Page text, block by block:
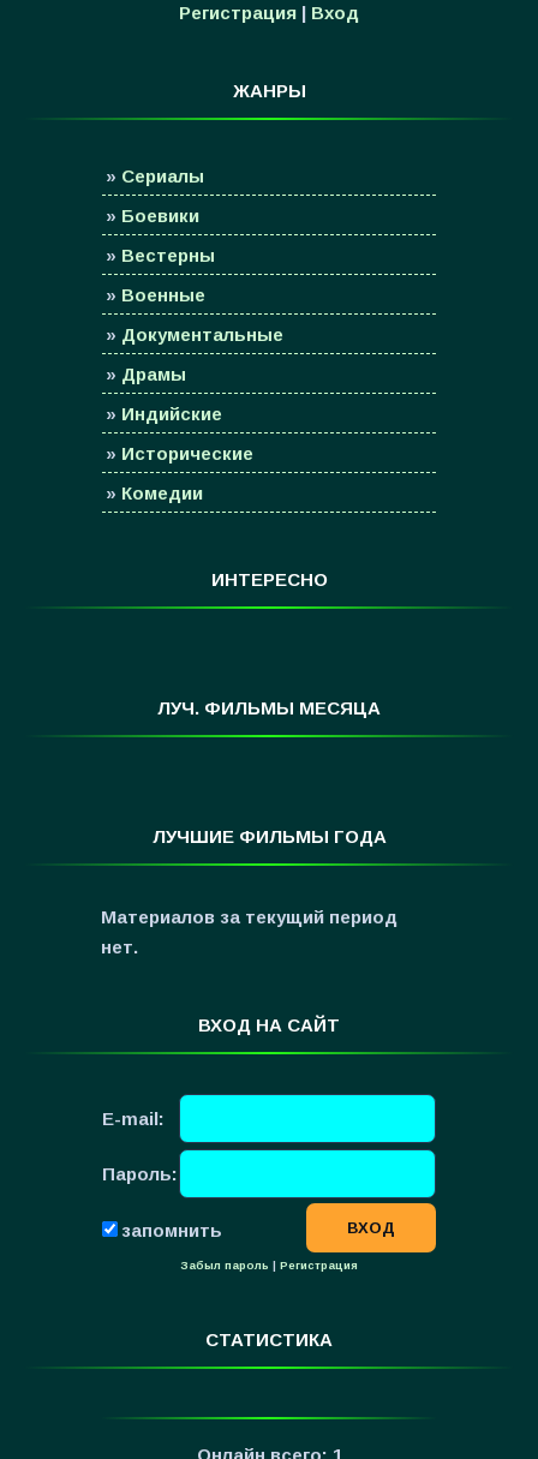
Регистрация | Вход
ЖАНРЫ
» Сериалы
» Боевики
» Вестерны
» Военные
» Документальные
» Драмы
» Индийские
» Исторические
» Комедии
Мультфильмы
»Приключения
»Фантастика
Про Новый Год
»Фильмы для ...
ИНТЕРЕСНО
ЛУЧ. ФИЛЬМЫ МЕСЯЦА
ЛУЧШИЕ ФИЛЬМЫ ГОДА
Материалов за текущий период
нет.
ВХОД НА САЙТ
E-mail:
Пароль:
запомнить
Забыл пароль Регистрация
СТАТИСТИКА